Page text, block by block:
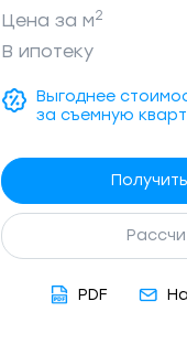
Цена за м2
В ипотеку
Выгоднее
за съемную
PDF